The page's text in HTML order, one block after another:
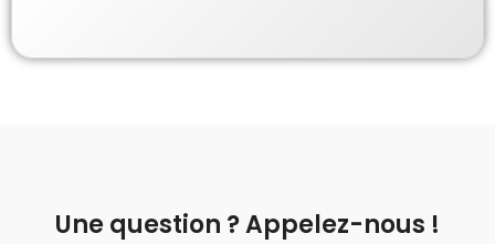
Une question ? Appelez-nous !